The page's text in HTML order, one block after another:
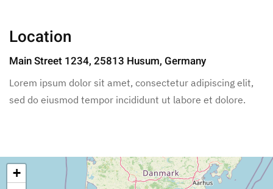
Location
Main Street 1234, 25813 Husum, Germany
Lorem ipsum dolor sit amet, consectetur adipiscing elit,
sed do eiusmod tempor incididunt ut labore et dolore.
+